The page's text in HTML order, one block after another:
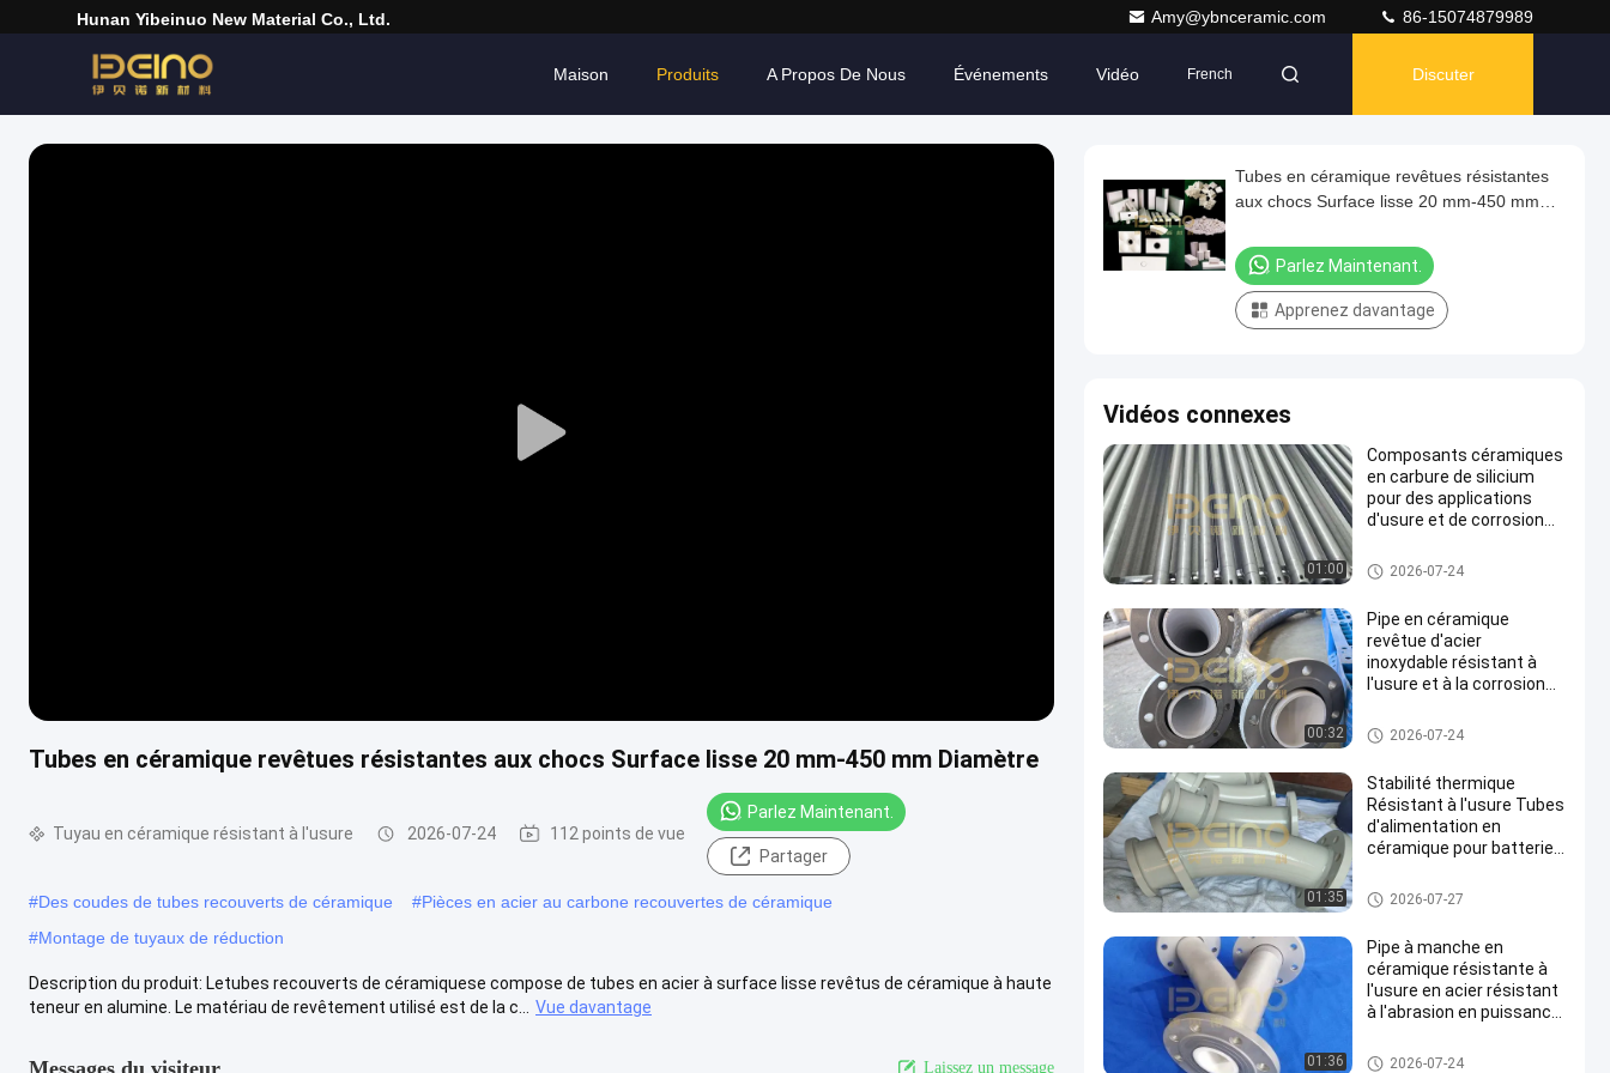
Hunan Yibeinuo New Material Co., Ltd. Amy@ybnceramic.com 86-15074879989
Maison Produits A Propos De Nous Événements Vidéo French Discuter
Play
Tubes en céramique revêtues résistantes aux chocs Surface lisse 20 mm-450 mm Diamètre
Tuyau en céramique résistant à l'usure 2026-07-24 112 points de vue
Parlez Maintenant.
Partager
#Des coudes de tubes recouverts de céramique #Pièces en acier au carbone recouvertes de céramique
#Montage de tuyaux de réduction
Description du produit: Letubes recouverts de céramiquese compose de tubes en acier à surface lisse revêtus de céramique à haute
teneur en alumine. Le matériau de revêtement utilisé est de la c...
Vue davantage
Messages du visiteur Laissez un message
Tubes en céramique revêtues résistantes
aux chocs Surface lisse 20 mm-450 mm
Parlez Maintenant.
Apprenez davantage
Vidéos connexes
01:00
Composants céramiques
en carbure de silicium
pour des applications
d'usure et de corrosion
Tuyau revêtu de douille en cér
amique
2026-07-24
00:32
Pipe en céramique
revêtue d'acier
inoxydable résistant à
l'usure et à la corrosion
revêtue de manche pour
le transport de poudre de
Tuyau revêtu de douille en cér
amique
2026-07-24
01:35
Stabilité thermique
Résistant à l'usure Tubes
d'alimentation en
céramique pour batterie
Tuyau revêtu de douille en cér
amique
2026-07-27
01:36
Pipe à manche en
céramique résistante à
l'usure en acier résistant
à l'abrasion en puissance
Tuyau revêtu de douille en cér
2026-07-24